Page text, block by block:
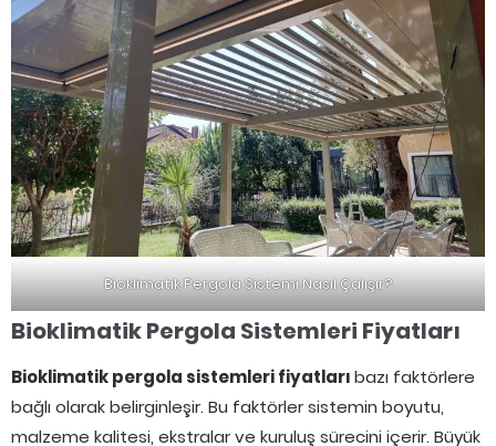
Bioklimatik Pergola Sistemi Nasıl Çalışır?
Bioklimatik Pergola Sistemleri Fiyatları
Bioklimatik pergola sistemleri fiyatlarıbazı faktörlere
bağlı olarak belirginleşir. Bu faktörler sistemin boyutu,
malzeme kalitesi, ekstralar ve kuruluş sürecini içerir. Büyük